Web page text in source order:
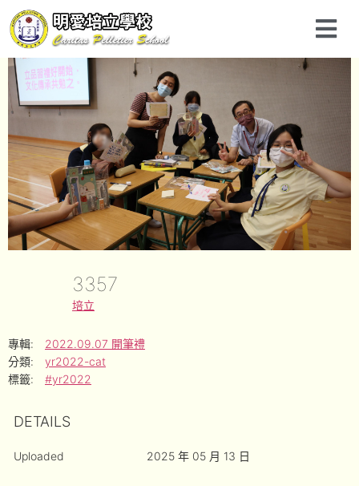
3357
培立
專輯:
2022.09.07 開筆禮
分類:
yr2022-cat
標籤:
#yr2022
DETAILS
Uploaded 2025 年 05 月 13 日